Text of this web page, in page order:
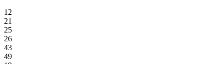
12
21
25
26
43
49